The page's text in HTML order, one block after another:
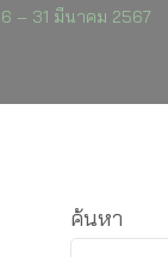
ร – 31 มีนาคม 2567
ค้นหา